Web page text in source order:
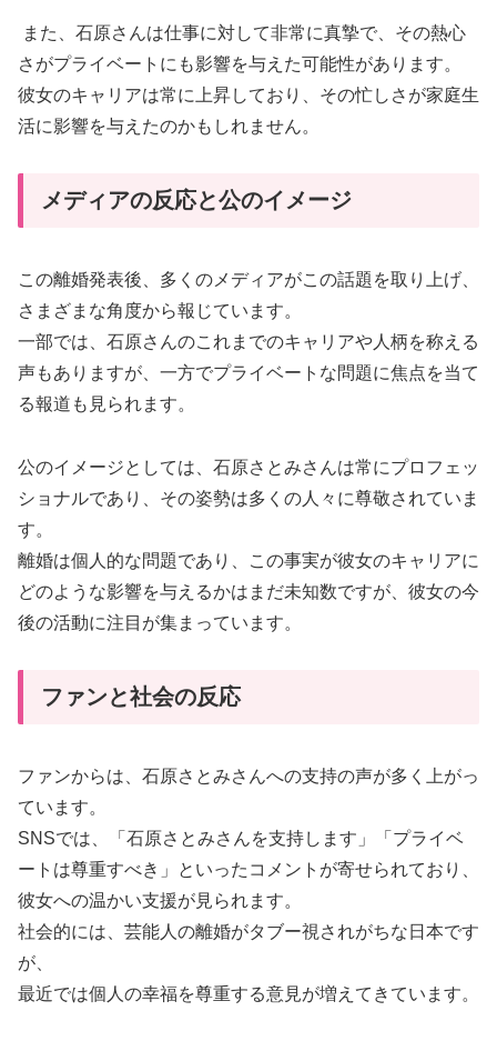
また、石原さんは仕事に対して非常に真摯で、その熱心
さがプライベートにも影響を与えた可能性があります。
彼女のキャリアは常に上昇しており、その忙しさが家庭生
活に影響を与えたのかもしれません。
メディアの反応と公のイメージ
この離婚発表後、多くのメディアがこの話題を取り上げ、
さまざまな角度から報じています。
一部では、石原さんのこれまでのキャリアや人柄を称える
声もありますが、一方でプライベートな問題に焦点を当て
る報道も見られます。
公のイメージとしては、石原さとみさんは常にプロフェッ
ショナルであり、その姿勢は多くの人々に尊敬されていま
す。
離婚は個人的な問題であり、この事実が彼女のキャリアに
どのような影響を与えるかはまだ未知数ですが、彼女の今
後の活動に注目が集まっています。
ファンと社会の反応
ファンからは、石原さとみさんへの支持の声が多く上がっ
ています。
SNSでは、「石原さとみさんを支持します」「プライベ
ートは尊重すべき」といったコメントが寄せられており、
彼女への温かい支援が見られます。
社会的には、芸能人の離婚がタブー視されがちな日本です
が、
最近では個人の幸福を尊重する意見が増えてきています。